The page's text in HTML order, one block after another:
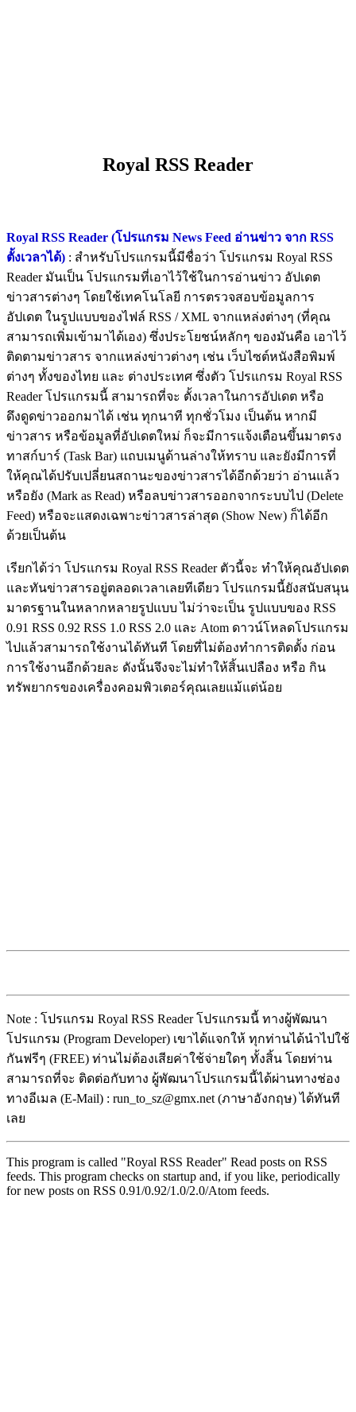
Royal RSS Reader
Royal RSS Reader (โปรแกรม News Feed อ่านข่าว จาก RSS
ตั้งเวลาได้) : สำหรับโปรแกรมนี้มีชื่อว่า โปรแกรม Royal RSS
Reader มันเป็น โปรแกรมที่เอาไว้ใช้ในการอ่านข่าว อัปเดต
ข่าวสารต่างๆ โดยใช้เทคโนโลยี การตรวจสอบข้อมูลการ
อัปเดต ในรูปแบบของไฟล์ RSS / XML จากแหล่งต่างๆ (ที่คุณ
สามารถเพิ่มเข้ามาได้เอง) ซึ่งประโยชน์หลักๆ ของมันคือ เอาไว้
ติดตามข่าวสาร จากแหล่งข่าวต่างๆ เช่น เว็บไซต์หนังสือพิมพ์
ต่างๆ ทั้งของไทย และ ต่างประเทศ ซึ่งตัว โปรแกรม Royal RSS
Reader โปรแกรมนี้ สามารถที่จะ ตั้งเวลาในการอัปเดต หรือ
ดึงดูดข่าวออกมาได้ เช่น ทุกนาที ทุกชั่วโมง เป็นต้น หากมี
ข่าวสาร หรือข้อมูลที่อัปเดตใหม่ ก็จะมีการแจ้งเตือนขึ้นมาตรง
ทาสก์บาร์ (Task Bar) แถบเมนูด้านล่างให้ทราบ และยังมีการที่
ให้คุณได้ปรับเปลี่ยนสถานะของข่าวสารได้อีกด้วยว่า อ่านแล้ว
หรือยัง (Mark as Read) หรือลบข่าวสารออกจากระบบไป (Delete
Feed) หรือจะแสดงเฉพาะข่าวสารล่าสุด (Show New) ก็ได้อีก
ด้วยเป็นต้น
เรียกได้ว่า โปรแกรม Royal RSS Reader ตัวนี้จะ ทำให้คุณอัปเดต
และทันข่าวสารอยู่ตลอดเวลาเลยทีเดียว โปรแกรมนี้ยังสนับสนุน
มาตรฐานในหลากหลายรูปแบบ ไม่ว่าจะเป็น รูปแบบของ RSS
0.91 RSS 0.92 RSS 1.0 RSS 2.0 และ Atom ดาวน์โหลดโปรแกรม
ไปแล้วสามารถใช้งานได้ทันที โดยที่ไม่ต้องทำการติดตั้ง ก่อน
การใช้งานอีกด้วยละ ดังนั้นจึงจะไม่ทำให้สิ้นเปลือง หรือ กิน
ทรัพยากรของเครื่องคอมพิวเตอร์คุณเลยแม้แต่น้อย
Note : โปรแกรม Royal RSS Reader โปรแกรมนี้ ทางผู้พัฒนา
โปรแกรม (Program Developer) เขาได้แจกให้ ทุกท่านได้นำไปใช้
กันฟรีๆ (FREE) ท่านไม่ต้องเสียค่าใช้จ่ายใดๆ ทั้งสิ้น โดยท่าน
สามารถที่จะ ติดต่อกับทาง ผู้พัฒนาโปรแกรมนี้ได้ผ่านทางช่อง
ทางอีเมล (E-Mail) : run_to_sz@gmx.net (ภาษาอังกฤษ) ได้ทันที
เลย
This program is called "Royal RSS Reader" Read posts on RSS
feeds. This program checks on startup and, if you like, periodically
for new posts on RSS 0.91/0.92/1.0/2.0/Atom feeds.